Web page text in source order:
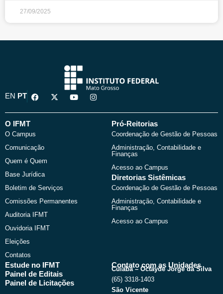
27/09/2025
EN PT
F
a
e
o
k
X
-
w
Y
o
t
I
n
t
O IFMT
O Campus
Comunicação
Quem é Quem
Base Jurídica
Boletim de Serviços
Comissões Permanentes
Auditoria IFMT
Ouvidoria IFMT
Eleições
Contatos
Pró-Reitorias
Coordenação de Gestão de Pessoas
Administração, Contabilidade e
Finanças
Acesso ao Campus
Diretorias Sistêmicas
Coordenação de Gestão de Pessoas
Administração, Contabilidade e
Finanças
Acesso ao Campus
Estude no IFMT
Painel de Editais
Painel de Licitações
Contato com as Unidades
Cuiabá – Octayde Jorge da Silva
(65) 3318-1403
São Vicente